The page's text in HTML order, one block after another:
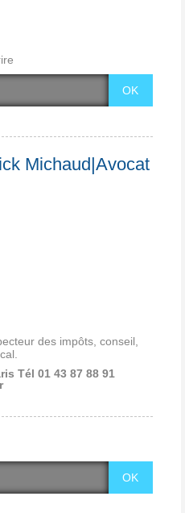
Michaud|Avocat
des impôts, conseil,
Tél 01 43 87 88 91